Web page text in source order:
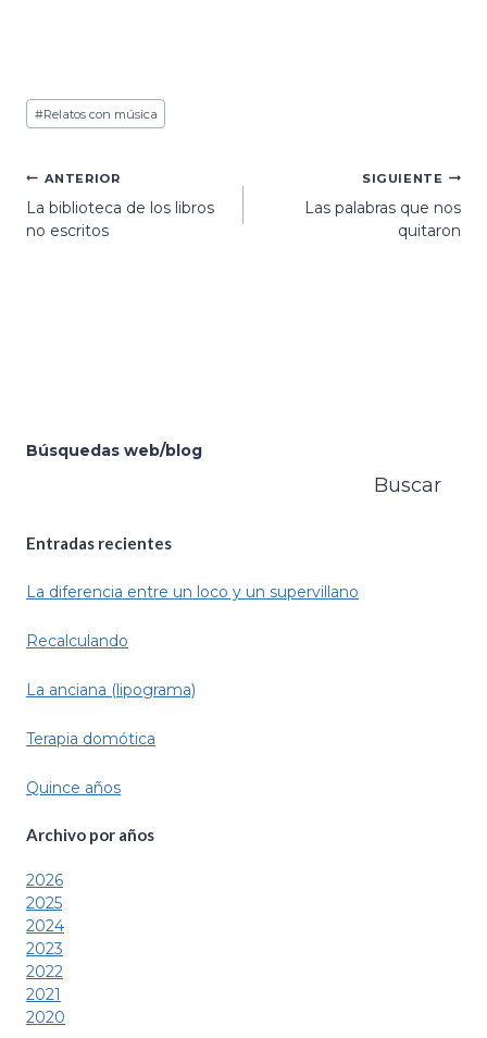
Etiquetas
de
entrada:
#Relatos con música
Navegación
de
ANTERIOR
La biblioteca de los libros
no escritos
SIGUIENTE
Las palabras que nos
quitaron
Búsquedas web/blog
Buscar
Entradas recientes
La diferencia entre un loco y un supervillano
Recalculando
La anciana (lipograma)
Terapia domótica
Quince años
Archivo por años
2026
2025
2024
2023
2022
2021
2020